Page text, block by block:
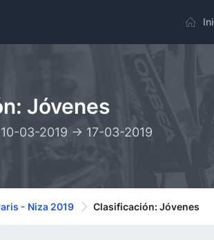
Jóvenes
03-2019 -> 17-03-2019
- Niza 2019 Clasificación: Jóvenes